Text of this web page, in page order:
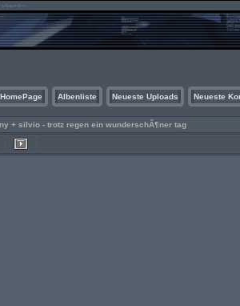
Albenliste Neueste Uploads Neueste
+ silvio - trotz regen ein wunderschÃ¶ner tag